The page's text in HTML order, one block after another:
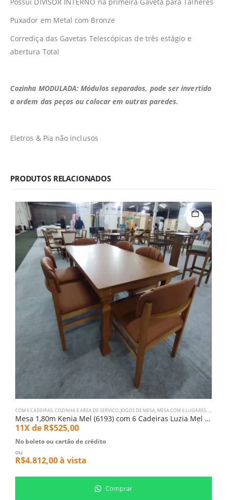
Puxador em Metal com Bronze
Corrediça das Gavetas Telescópicas de três estágio e
abertura Total
Cozinha MODULADA: Módulos separados, pode ser invertido
a ordem das peças ou colocar em outras paredes.
Eletros & Pia não inclusos
PRODUTOS RELACIONADOS
COM 6 CADEIRAS,COZINHA E AREA DE SERVICO, JOGOS DE MESA, MESA COM 6 LUGARES,SALA
Mesa 1,80m Kenia Mel (6193) com 6 Cadeiras Luzia Mel (3429)
11X de R$525,00
No boleto ou cartão de crédito
ou
R$4.812,00à vista
Comprar